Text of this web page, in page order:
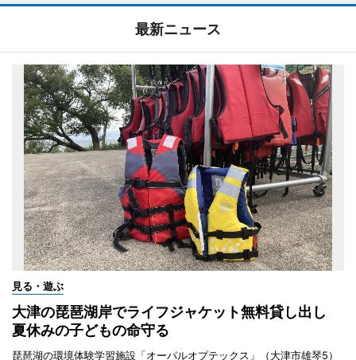
最新ニュース
見る・遊ぶ
大津の琵琶湖岸でライフジャケット無料貸し出し
夏休みの子どもの命守る
琵琶湖の環境体験学習施設「オーパルオプテックス」（大津市雄琴5）